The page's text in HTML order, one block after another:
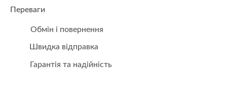
Переваги
Обмін і повернення
Швидка відправка
Гарантія та надійність